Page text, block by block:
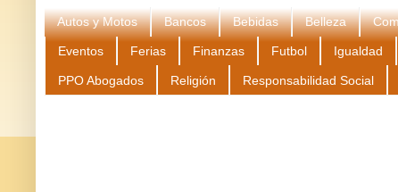
Autos y Motos Bancos Bebidas Belleza
Eventos Ferias Finanzas Futbol Igualdad
PPO Abogados Religión Responsabilidad Social